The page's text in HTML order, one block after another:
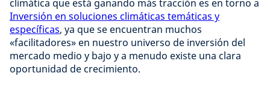
climática que está ganando más tracción es en torno a
Inversión en soluciones climáticas temáticas y
específicas, ya que se encuentran muchos
«facilitadores» en nuestro universo de inversión del
mercado medio y bajo y a menudo existe una clara
oportunidad de crecimiento.